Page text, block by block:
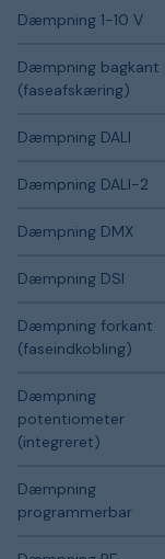
Dæmpning 1-10 V
Dæmpning bagkant
(faseafskæring)
Dæmpning DALI
Dæmpning DALI-2
Dæmpning DMX
Dæmpning DSI
Dæmpning forkant
(faseindkobling)
Dæmpning
potentiometer
(integreret)
Dæmpning
programmerbar